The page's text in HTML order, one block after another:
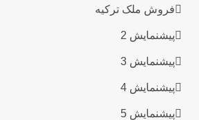
فروش ملک ترکیه
پیشنمایش 2
پیشنمایش 3
پیشنمایش 4
پیشنمایش 5